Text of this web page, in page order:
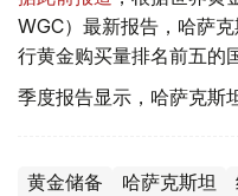
WGC）最新报告，哈萨
行黄金购买量排名前五的
季度报告显示，哈萨克斯
黄金储备 哈萨克斯坦